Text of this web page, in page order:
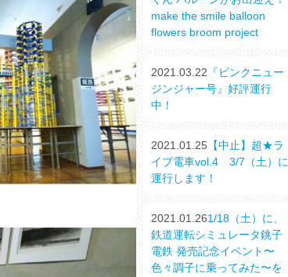
make the smile balloon
flowers broom project
2021.03.22 『ピンクニュー
ジンジャー号』好評運行
中！
2021.01.25 【中止】超★ラ
イブ電車vol.4 3/7（土）に
運行します！
2021.01.261/18（土）に、
鉄道運転シミュレータ銚子
電鉄 発売記念イベント〜
色々調子に乗ってみた〜を